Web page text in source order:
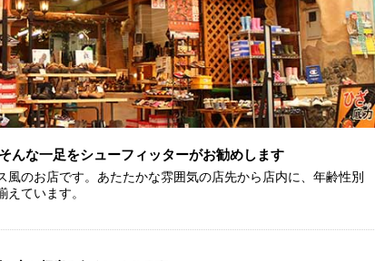
んな一足をシューフィッターがお勧めします
のお店です。あたたかな雰囲気の店先から店内に、年齢性別
ています。